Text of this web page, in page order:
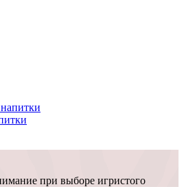
при выборе игристого